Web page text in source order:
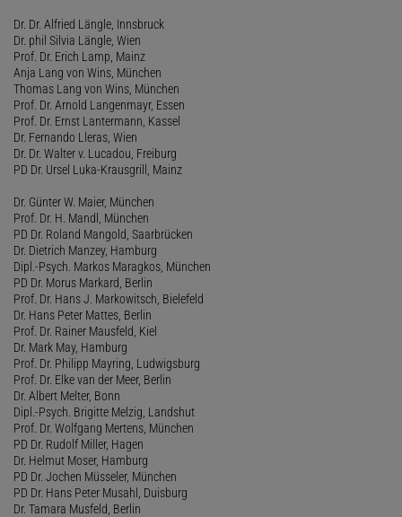
Dr. Dr. Alfried Längle, Innsbruck
Dr. phil Silvia Längle, Wien
Prof. Dr. Erich Lamp, Mainz
Anja Lang von Wins, München
Thomas Lang von Wins, München
Prof. Dr. Arnold Langenmayr, Essen
Prof. Dr. Ernst Lantermann, Kassel
Dr. Fernando Lleras, Wien
Dr. Dr. Walter v. Lucadou, Freiburg
PD Dr. Ursel Luka-Krausgrill, Mainz
Dr. Günter W. Maier, München
Prof. Dr. H. Mandl, München
PD Dr. Roland Mangold, Saarbrücken
Dr. Dietrich Manzey, Hamburg
Dipl.-Psych. Markos Maragkos, München
PD Dr. Morus Markard, Berlin
Prof. Dr. Hans J. Markowitsch, Bielefeld
Dr. Hans Peter Mattes, Berlin
Prof. Dr. Rainer Mausfeld, Kiel
Dr. Mark May, Hamburg
Prof. Dr. Philipp Mayring, Ludwigsburg
Prof. Dr. Elke van der Meer, Berlin
Dr. Albert Melter, Bonn
Dipl.-Psych. Brigitte Melzig, Landshut
Prof. Dr. Wolfgang Mertens, München
PD Dr. Rudolf Miller, Hagen
Dr. Helmut Moser, Hamburg
PD Dr. Jochen Müsseler, München
PD Dr. Hans Peter Musahl, Duisburg
Dr. Tamara Musfeld, Berlin